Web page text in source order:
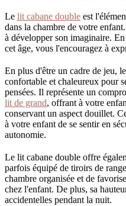
Le lit cabane double est
dans la chambre de votre
à développer son imaginaire.
cet âge, vous l'encouragez à
En plus d'être un cadre de jeu,
confortable et chaleureux pour
pensées. Il représente un
lit de grand, offrant à votre
conservant un aspect douillet.
à votre enfant de se sentir en
autonomie.
Le lit cabane double offre
parfois équipé de tiroirs de
chambre organisée et de
chez l'enfant. De plus, sa
accidentelles pendant la nuit.